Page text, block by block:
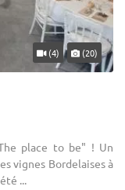
(4) (20)
place to be" ! Un
vignes Bordelaises à
...